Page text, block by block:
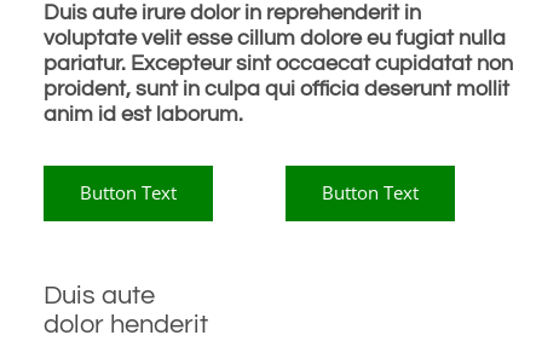
Duis aute irure dolor in reprehenderit in
voluptate velit esse cillum dolore eu fugiat nulla
pariatur. Excepteur sint occaecat cupidatat non
proident, sunt in culpa qui officia deserunt mollit
anim id est laborum.
Button Text Button Text
Duis aute
dolor henderit